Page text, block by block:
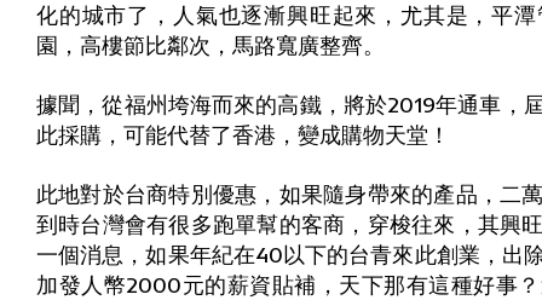
化的城市了，人氣也逐漸興旺起來，尤其是，平
園，高樓節比鄰次，馬路寬廣整齊。
據聞，從福州垮海而來的高鐵，將於2019年通車，
此採購，可能代替了香港，變成購物天堂！
此地對於台商特別優惠，如果隨身帶來的產品，二
到時台灣會有很多跑單幫的客商，穿梭往來，其興
一個消息，如果年紀在40以下的台青來此創業，出
加發人幣2000元的薪資貼補，天下那有這種好事